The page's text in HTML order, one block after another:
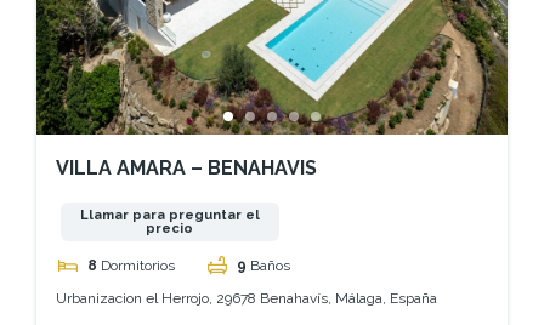
VILLA AMARA – BENAHAVIS
Llamar para preguntar el
precio
8 Dormitorios 9 Baños
Urbanizacion el Herrojo, 29678 Benahavís, Málaga, España